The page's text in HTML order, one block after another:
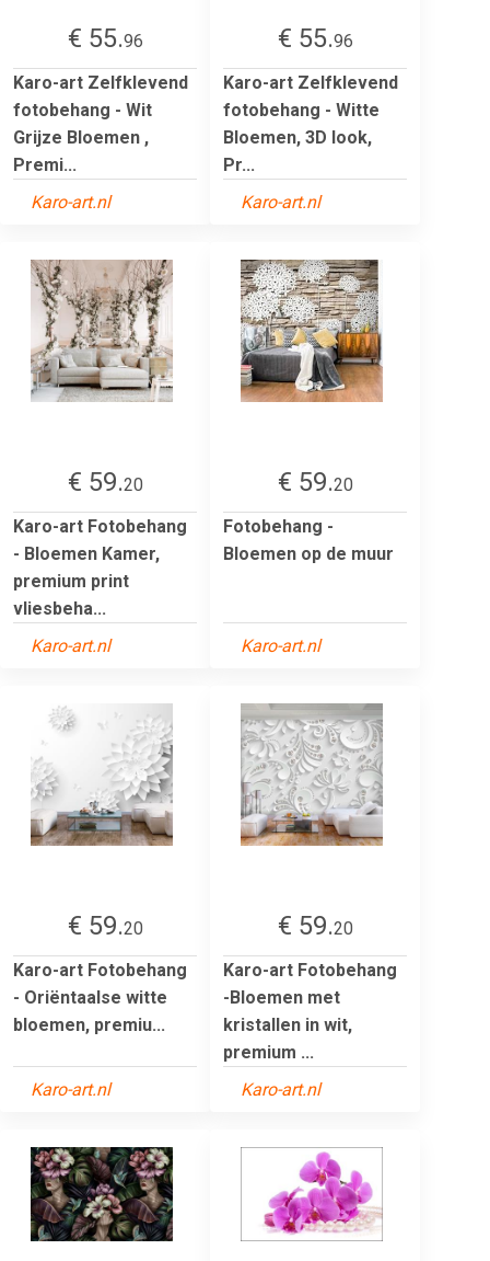
€ 55.96
Karo-art Zelfklevend
fotobehang - Wit
Grijze Bloemen ,
Premi...
Karo-art.nl
€ 55.96
Karo-art Zelfklevend
fotobehang - Witte
Bloemen, 3D look,
Pr...
Karo-art.nl
€ 59.20
Karo-art Fotobehang
- Bloemen Kamer,
premium print
vliesbeha...
Karo-art.nl
€ 59.20
Fotobehang -
Bloemen op de muur
Karo-art.nl
€ 59.20
Karo-art Fotobehang
- Oriëntaalse witte
bloemen, premiu...
Karo-art.nl
€ 59.20
Karo-art Fotobehang
-Bloemen met
kristallen in wit,
premium ...
Karo-art.nl